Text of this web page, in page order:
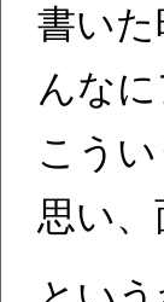
書い
んな
こう
思い